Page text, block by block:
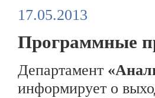
17.05.2013
Программные
Департамент
информирует о